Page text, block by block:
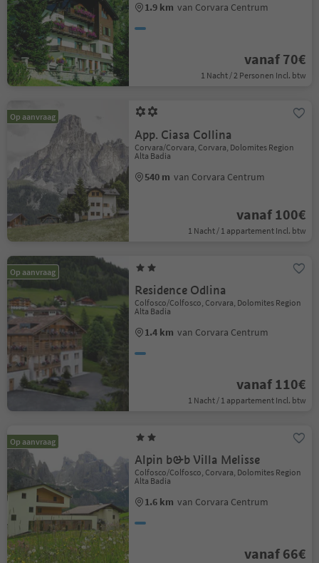
1.9 km van Corvara Centrum
vanaf 70€
1 Nacht / 2 Personen Incl. btw
Op aanvraag
App. Ciasa Collina
Corvara/Corvara, Corvara, Dolomites Region
Alta Badia
540 m van Corvara Centrum
vanaf 100€
1 Nacht / 1 appartement Incl. btw
Op aanvraag
Residence Odlina
Colfosco/Colfosco, Corvara, Dolomites Region
Alta Badia
1.4 km van Corvara Centrum
vanaf 110€
1 Nacht / 1 appartement Incl. btw
Op aanvraag
Alpin b&b Villa Melisse
Colfosco/Colfosco, Corvara, Dolomites Region
Alta Badia
1.6 km van Corvara Centrum
vanaf 66€